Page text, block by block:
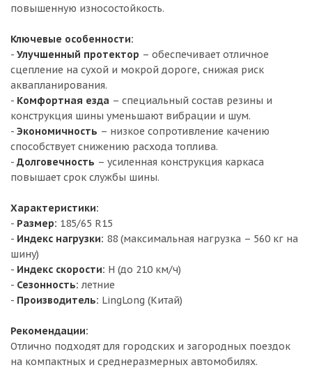
повышенную износостойкость.
Ключевые особенности:
- Улучшенный протектор – обеспечивает отличное
сцепление на сухой и мокрой дороге, снижая риск
аквапланирования.
- Комфортная езда – специальный состав резины и
конструкция шины уменьшают вибрации и шум.
- Экономичность – низкое сопротивление качению
способствует снижению расхода топлива.
- Долговечность – усиленная конструкция каркаса
повышает срок службы шины.
Характеристики:
- Размер: 185/65 R15
- Индекс нагрузки: 88 (максимальная нагрузка – 560 кг на
шину)
- Индекс скорости: H (до 210 км/ч)
- Сезонность: летние
- Производитель: LingLong (Китай)
Рекомендации:
Отлично подходят для городских и загородных поездок
на компактных и среднеразмерных автомобилях.